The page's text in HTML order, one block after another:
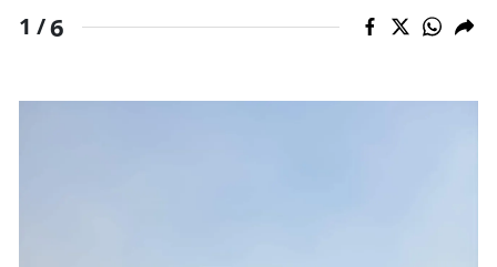
1 /6